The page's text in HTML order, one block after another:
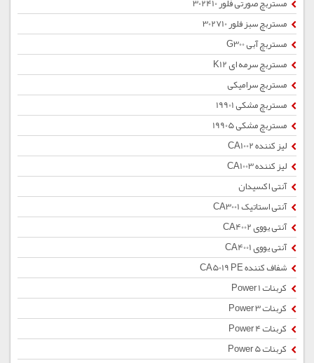
مستربچ سبز فلور 302710
مستربچ آبی G300
مستربچ سرمه ای K12
مستربچ سرامیکی
مستربچ مشکی 19901
مستربچ مشکی 19905
لیز کننده CA1002
لیز کننده CA1003
آنتی اکسیدان
آنتی استاتیک CA3001
آنتی یووی CA4002
آنتی یووی CA4001
شفاف کننده CA5019 PE
کربنات Power 1
کربنات Power 3
کربنات Power 4
کربنات Power 5